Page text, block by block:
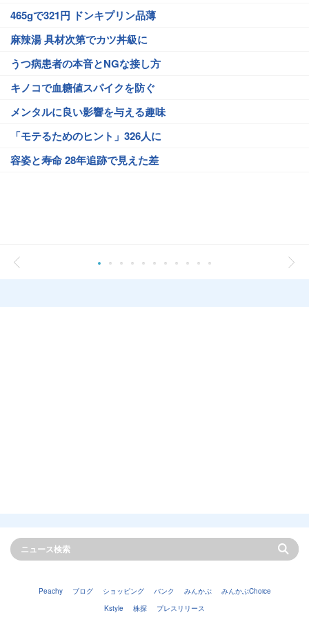
465gで321円 ドンキプリン品薄
麻辣湯 具材次第でカツ丼級に
うつ病患者の本音とNGな接し方
キノコで血糖値スパイクを防ぐ
メンタルに良い影響を与える趣味
「モテるためのヒント」326人に
容姿と寿命 28年追跡で見えた差
Peachy ブログ ショッピング バンク みんかぶ
みんかぶChoice
Kstyle
株探 プレスリリース